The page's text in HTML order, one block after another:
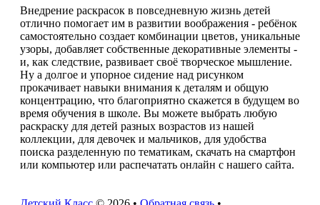
Внедрение раскрасок в повседневную жизнь детей
отлично помогает им в развитии воображения - ребёнок
самостоятельно создает комбинации цветов, уникальные
узоры, добавляет собственные декоративные элементы -
и, как следствие, развивает своё творческое мышление.
Ну а долгое и упорное сидение над рисунком
прокачивает навыки внимания к деталям и общую
концентрацию, что благоприятно скажется в будущем во
время обучения в школе. Вы можете выбрать любую
раскраску для детей разных возрастов из нашей
коллекции, для девочек и мальчиков, для удобства
поиска разделенную по тематикам, скачать на смартфон
или компьютер или распечатать онлайн с нашего сайта.